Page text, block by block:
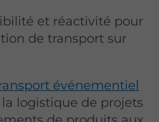
et réactivité pour
de transport sur
événementiel
logistique de projets